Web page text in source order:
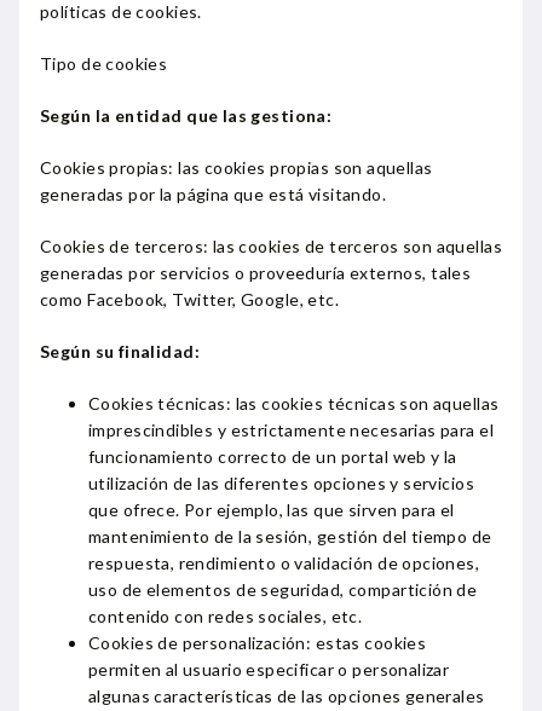
políticas de cookies.
Tipo de cookies
Según la entidad que las gestiona:
Cookies propias: las cookies propias son aquellas
generadas por la página que está visitando.
Cookies de terceros: las cookies de terceros son aquellas
generadas por servicios o proveeduría externos, tales
como Facebook, Twitter, Google, etc.
Según su finalidad:
Cookies técnicas: las cookies técnicas son aquellas
imprescindibles y estrictamente necesarias para el
funcionamiento correcto de un portal web y la
utilización de las diferentes opciones y servicios
que ofrece. Por ejemplo, las que sirven para el
mantenimiento de la sesión, gestión del tiempo de
respuesta, rendimiento o validación de opciones,
uso de elementos de seguridad, compartición de
contenido con redes sociales, etc.
Cookies de personalización: estas cookies
permiten al usuario especificar o personalizar
algunas características de las opciones generales